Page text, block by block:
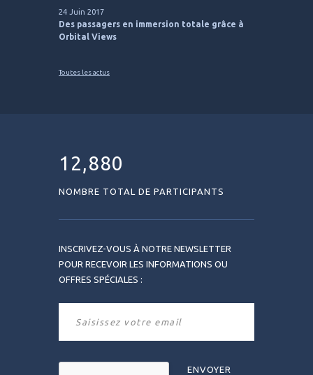
24 Juin 2017
Des passagers en immersion totale grâce à
Orbital Views
Toutes les actus
12,880
NOMBRE TOTAL DE PARTICIPANTS
INSCRIVEZ-VOUS À NOTRE NEWSLETTER
POUR RECEVOIR LES INFORMATIONS OU
OFFRES SPÉCIALES :